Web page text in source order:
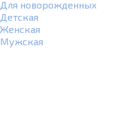
Для новорожденных
Детская
Женская
Мужская